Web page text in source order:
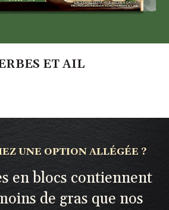
ET AIL
UNE OPTION ALLÉGÉE ?
en blocs contiennent
de gras que nos